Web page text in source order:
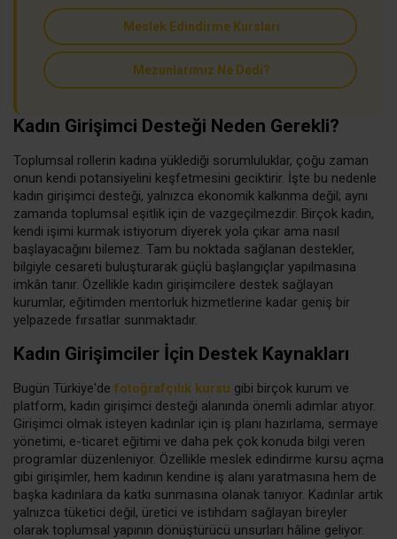
Meslek Edindirme Kursları
Mezunlarımız Ne Dedi?
Kadın Girişimci Desteği Neden Gerekli?
Toplumsal rollerin kadına yüklediği sorumluluklar, çoğu zaman
onun kendi potansiyelini keşfetmesini geciktirir. İşte bu nedenle
kadın girişimci desteği, yalnızca ekonomik kalkınma değil; aynı
zamanda toplumsal eşitlik için de vazgeçilmezdir. Birçok kadın,
kendi işimi kurmak istiyorum diyerek yola çıkar ama nasıl
başlayacağını bilemez. Tam bu noktada sağlanan destekler,
bilgiyle cesareti buluşturarak güçlü başlangıçlar yapılmasına
imkân tanır. Özellikle kadın girişimcilere destek sağlayan
kurumlar, eğitimden mentorluk hizmetlerine kadar geniş bir
yelpazede fırsatlar sunmaktadır.
Kadın Girişimciler İçin Destek Kaynakları
Bugün Türkiye'de fotoğrafçılık kursu gibi birçok kurum ve
platform, kadın girişimci desteği alanında önemli adımlar atıyor.
Girişimci olmak isteyen kadınlar için iş planı hazırlama, sermaye
yönetimi, e-ticaret eğitimi ve daha pek çok konuda bilgi veren
programlar düzenleniyor. Özellikle meslek edindirme kursu açma
gibi girişimler, hem kadının kendine iş alanı yaratmasına hem de
başka kadınlara da katkı sunmasına olanak tanıyor. Kadınlar artık
yalnızca tüketici değil, üretici ve istihdam sağlayan bireyler
olarak toplumsal yapının dönüştürücü unsurları hâline geliyor.